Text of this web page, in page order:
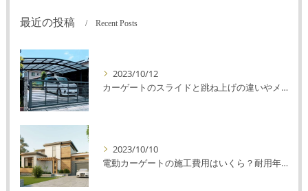
最近の投稿 Recent Posts
2023/10/12
カーゲートのスライドと跳ね上げの違いやメリットデメリットを解説！
2023/10/10
電動カーゲートの施工費用はいくら？耐用年数や注意点を解説！